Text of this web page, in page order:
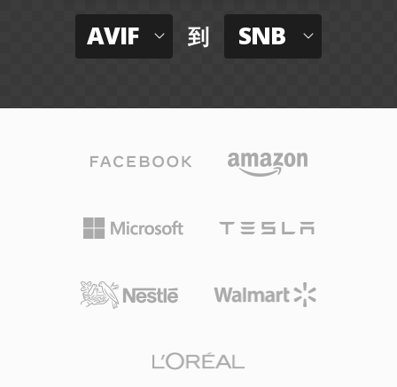
AVIF 到 SNB